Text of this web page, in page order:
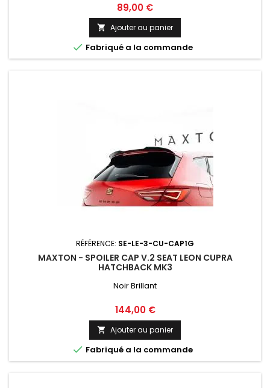
Prix
89,00 €
 Ajouter au panier
 Fabriqué a la commande
RÉFÉRENCE: SE-LE-3-CU-CAP1G
MAXTON - SPOILER CAP V.2 SEAT LEON CUPRA
HATCHBACK MK3
Noir Brillant
Prix
144,00 €
 Ajouter au panier
 Fabriqué a la commande